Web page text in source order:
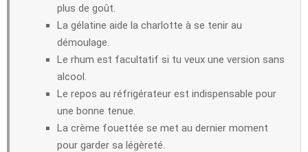
plus de goût.
La gélatine aide la charlotte à se tenir au
démoulage.
Le rhum est facultatif si tu veux une version sans
alcool.
Le repos au réfrigérateur est indispensable pour
une bonne tenue.
La crème fouettée se met au dernier moment
pour garder sa légèreté.